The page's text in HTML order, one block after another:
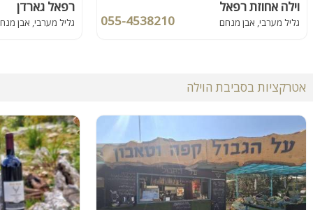
וילה אחוזת רפאל
גליל מערבי, אבן מנחם 055-4538210
רפאל גארדן
גליל מערבי, אבן
אטרקציות בסביבת הוילה